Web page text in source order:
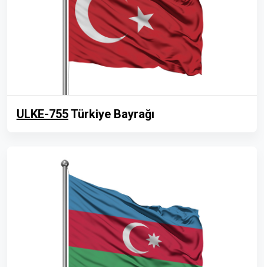
ULKE-755Türkiye Bayrağı